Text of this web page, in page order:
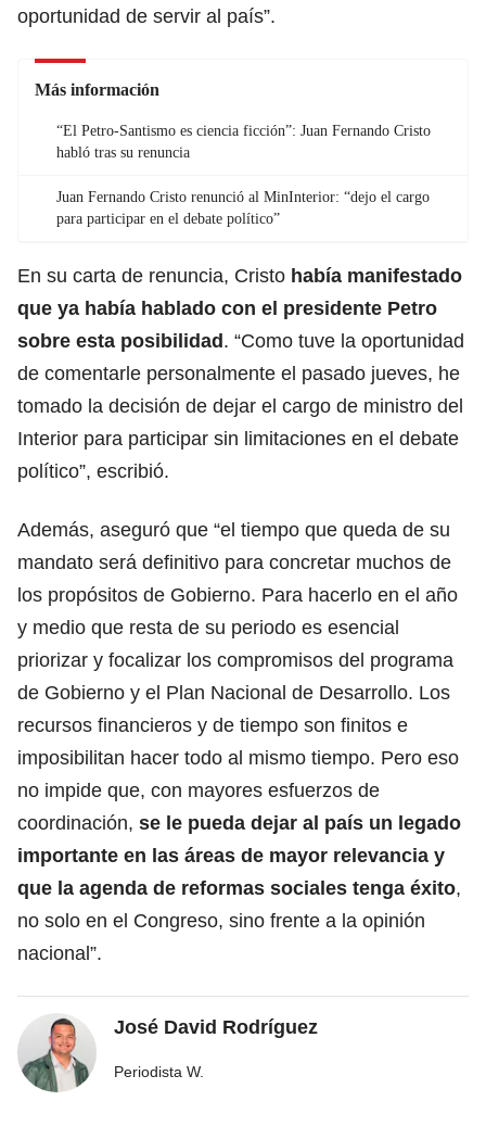
oportunidad de servir al país”.
Más información
“El Petro-Santismo es ciencia ficción”: Juan Fernando Cristo
habló tras su renuncia
Juan Fernando Cristo renunció al MinInterior: “dejo el cargo
para participar en el debate político”
En su carta de renuncia, Cristo había manifestado
que ya había hablado con el presidente Petro
sobre esta posibilidad. “Como tuve la oportunidad
de comentarle personalmente el pasado jueves, he
tomado la decisión de dejar el cargo de ministro del
Interior para participar sin limitaciones en el debate
político”, escribió.
Además, aseguró que “el tiempo que queda de su
mandato será definitivo para concretar muchos de
los propósitos de Gobierno. Para hacerlo en el año
y medio que resta de su periodo es esencial
priorizar y focalizar los compromisos del programa
de Gobierno y el Plan Nacional de Desarrollo. Los
recursos financieros y de tiempo son finitos e
imposibilitan hacer todo al mismo tiempo. Pero eso
no impide que, con mayores esfuerzos de
coordinación, se le pueda dejar al país un legado
importante en las áreas de mayor relevancia y
que la agenda de reformas sociales tenga éxito,
no solo en el Congreso, sino frente a la opinión
nacional”.
José David Rodríguez
Periodista W.